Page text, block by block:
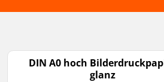
DIN A0 hoch
glanz